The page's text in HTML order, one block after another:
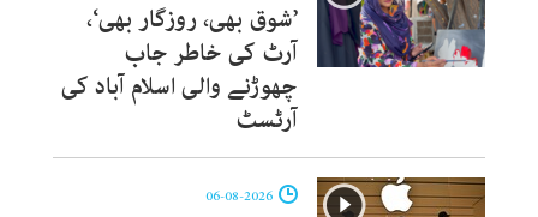
’شوق بھی، روزگار بھی‘،
آرٹ کی خاطر جاب
چھوڑنے والی اسلام آباد کی
آرٹسٹ